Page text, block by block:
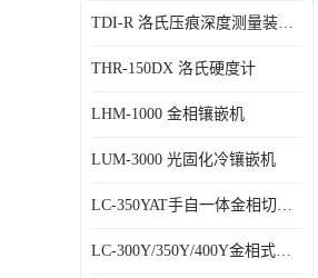
TDI-R 洛氏压痕深度测量装置鉴定仪
THR-150DX 洛氏硬度计
LHM-1000 金相镶嵌机
LUM-3000 光固化冷镶嵌机
LC-350YAT手自一体金相切割机
LC-300Y/350Y/400Y金相式样切割机